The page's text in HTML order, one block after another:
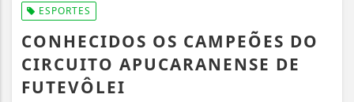
ESPORTES
CONHECIDOS OS CAMPEÕES DO
CIRCUITO APUCARANENSE DE
FUTEVÔLEI